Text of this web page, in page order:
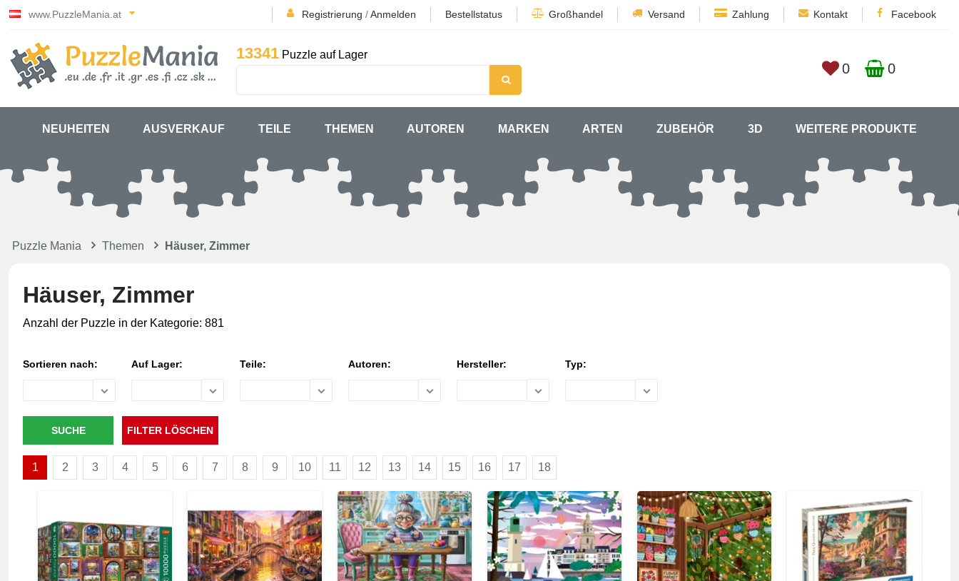
www.PuzzleMania.at Registrierung /Anmelden Bestellstatus Großhandel Versand Zahlung Kontakt Facebook
13341 Puzzle auf Lager
0 0
NEUHEITEN AUSVERKAUF TEILE THEMEN AUTOREN MARKEN ARTEN ZUBEHÖR 3D WEITERE PRODUKTE
Puzzle Mania Themen Häuser, Zimmer
Häuser, Zimmer
Anzahl der Puzzle in der Kategorie: 881
Sortieren nach: Auf Lager: Teile: Autoren: Hersteller: Typ:
1 2 3 4 5 6 7 8 9 10 11 12 13 14 15 16 17 18